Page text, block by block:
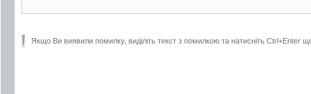
Якщо Ви виявили помилку, виділіть текст з помилкою та натисніть Ctrl+Enter